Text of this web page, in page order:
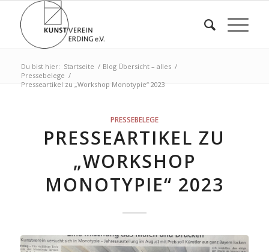
Du bist hier: Startseite / Blog Übersicht – alles /
Pressebelege /
Presseartikel zu „Workshop Monotypie“ 2023
PRESSEBELEGE
PRESSEARTIKEL ZU
„WORKSHOP
MONOTYPIE“ 2023